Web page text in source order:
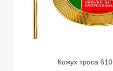
Кожух троса 610